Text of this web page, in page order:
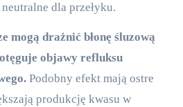
dla przełyku.
mogą drażnić błonę śluzową
objawy refluksu
Podobny efekt mają ostre
produkcję kwasu w